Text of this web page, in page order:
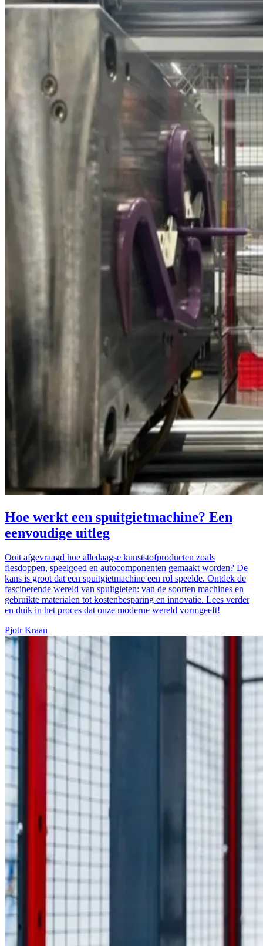
Hoe werkt een spuitgietmachine? Een
eenvoudige uitleg
Ooit afgevraagd hoe alledaagse kunststofproducten zoals
flesdoppen, speelgoed en autocomponenten gemaakt worden? De
kans is groot dat een spuitgietmachine een rol speelde. Ontdek de
fascinerende wereld van spuitgieten: van de soorten machines en
gebruikte materialen tot kostenbesparing en innovatie. Lees verder
en duik in het proces dat onze moderne wereld vormgeeft!
Pjotr Kraan